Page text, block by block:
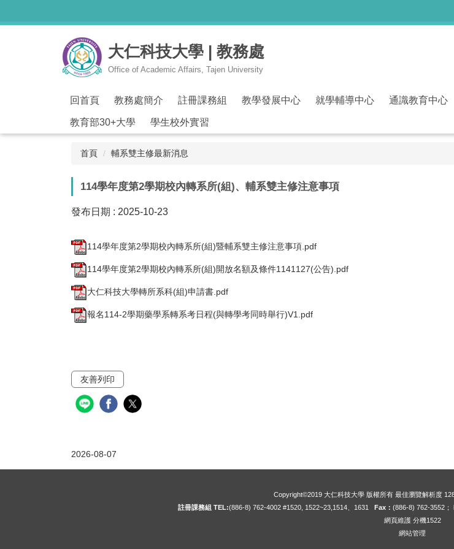
大仁科技大學 | 教務處
Office of Academic Affairs, Tajen University
回首頁 教務處簡介 註冊課務組 教學發展中心 就學輔導中心 通識教育中心
教育部30+大學 學生校外實習
首頁 輔系雙主修最新消息
114學年度第2學期校內轉系所(組)、輔系雙主修注意事項
發布日期 : 2025-10-23
114學年度第2學期校內轉系所(組)暨輔系雙主修注意事項.pdf
114學年度第2學期校內轉系所(組)開放名額及條件1141127(公告).pdf
大仁科技大學轉所系科(組)申請書.pdf
報名114-2學期藥學系轉系考日程(與轉學考同時舉行)V1.pdf
友善列印
2026-08-07
Copyright©2019 大仁科技大學 版權所有 最佳瀏覽解析度
註冊課務組 TEL:(886-8) 762-4002 #1520, 1522~23,1514、1631 Fax： (886-8) 762-3552；
網頁維護 分機1522
網站管理